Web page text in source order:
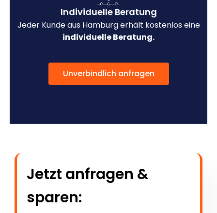
Individuelle Beratung
Jeder Kunde aus Hamburg erhält kostenlos eine
individuelle Beratung.
Unverbindlich anfragen
Jetzt anfragen &
sparen: